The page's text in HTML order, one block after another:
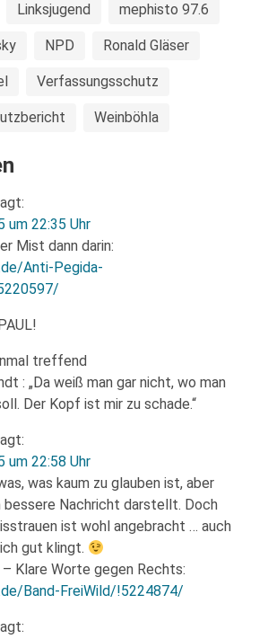
Linksjugend mephisto 97.6
NPD Ronald Gläser
Verfassungsschutz
Weinböhla
um 22:35 Uhr
Mist dann darin:
Anti-Pegida-
treffend
: „Da weiß man gar nicht, wo man
Der Kopf ist mir zu schade.“
um 22:58 Uhr
was kaum zu glauben ist, aber
Nachricht darstellt. Doch
ist wohl angebracht … auch
gut klingt.
– Klare Worte gegen Rechts:
Band-FreiWild/!5224874/